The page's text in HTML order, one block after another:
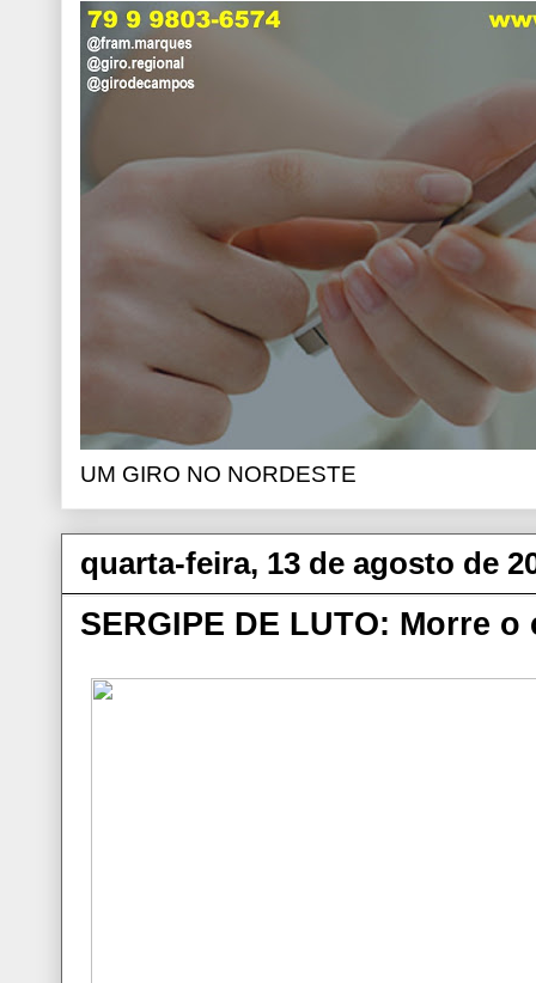
UM GIRO NO NORDESTE
quarta-feira, 13 de agosto de
SERGIPE DE LUTO: Morre